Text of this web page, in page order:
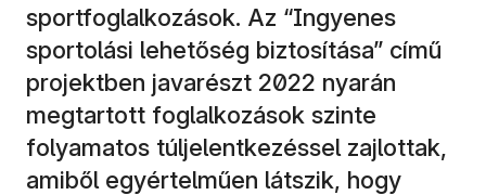
sportfoglalkozások. Az “Ingyenes
sportolási lehetőség biztosítása” című
projektben javarészt 2022 nyarán
megtartott foglalkozások szinte
folyamatos túljelentkezéssel zajlottak,
amiből egyértelműen látszik, hogy